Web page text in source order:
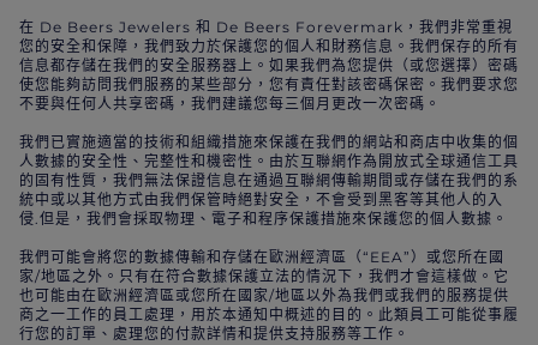
在 De Beers Jewelers 和 De Beers Forevermark，我們非常重視
您的安全和保障，我們致力於保護您的個人和財務信息。我們保存的所有
信息都存儲在我們的安全服務器上。如果我們為您提供（或您選擇）密碼
使您能夠訪問我們服務的某些部分，您有責任對該密碼保密。我們要求您
不要與任何人共享密碼，我們建議您每三個月更改一次密碼。
我們已實施適當的技術和組織措施來保護在我們的網站和商店中收集的個
人數據的安全性、完整性和機密性。由於互聯網作為開放式全球通信工具
的固有性質，我們無法保證信息在通過互聯網傳輸期間或存儲在我們的系
統中或以其他方式由我們保管時絕對安全，不會受到黑客等其他人的入
侵.但是，我們會採取物理、電子和程序保護措施來保護您的個人數據。
我們可能會將您的數據傳輸和存儲在歐洲經濟區（“EEA”）或您所在國
家/地區之外。只有在符合數據保護立法的情況下，我們才會這樣做。它
也可能由在歐洲經濟區或您所在國家/地區以外為我們或我們的服務提供
商之一工作的員工處理，用於本通知中概述的目的。此類員工可能從事履
行您的訂單、處理您的付款詳情和提供支持服務等工作。